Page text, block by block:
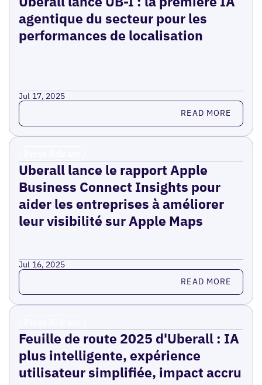
agentique du secteur pour les
performances de localisation
Jul 17, 2025
Read more READ MORE
Uberall lance le rapport Apple
Business Connect Insights pour
aider les entreprises à améliorer
leur visibilité sur Apple Maps
Jul 16, 2025
Read more READ MORE
Feuille de route 2025 d'Uberall : IA
plus intelligente, expérience
utilisateur simplifiée, impact accru